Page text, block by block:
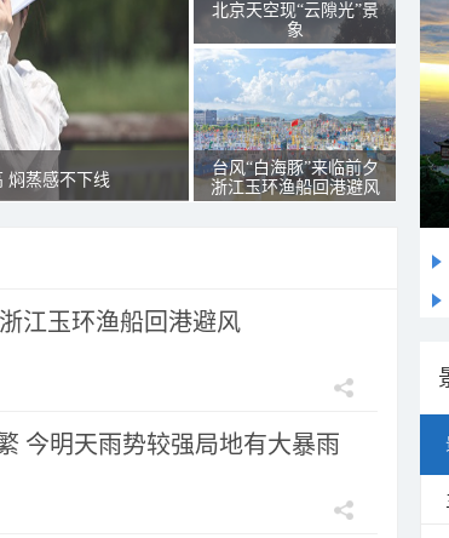
焖蒸感不下线
北京天空现“云隙光”景
象
台风“白海豚”来临前夕
浙江玉环渔船回港避风
江玉环渔船回港避风
今明天雨势较强局地有大暴雨